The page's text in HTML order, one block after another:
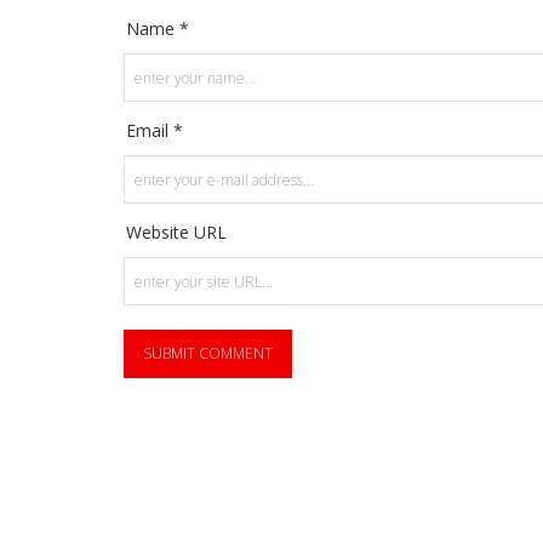
Name *
Email *
Website URL